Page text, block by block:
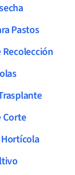
Pastos
Corte